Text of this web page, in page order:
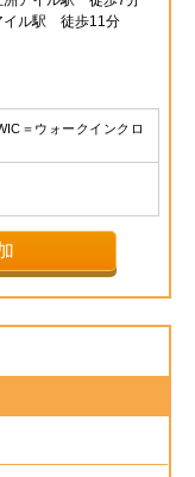
イル駅 徒歩11分
＝ウォークインクロ